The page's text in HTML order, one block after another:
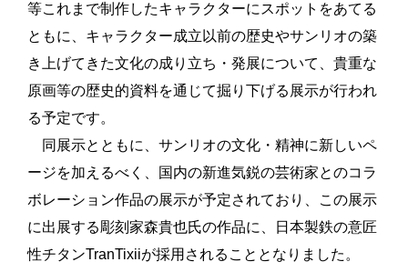
等これまで制作したキャラクターにスポットをあてる
ともに、キャラクター成立以前の歴史やサンリオの築
き上げてきた文化の成り立ち・発展について、貴重な
原画等の歴史的資料を通じて掘り下げる展示が行われ
る予定です。
同展示とともに、サンリオの文化・精神に新しいペ
ージを加えるべく、国内の新進気鋭の芸術家とのコラ
ボレーション作品の展示が予定されており、この展示
に出展する彫刻家森貴也氏の作品に、日本製鉄の意匠
性チタンTranTixiiが採用されることとなりました。